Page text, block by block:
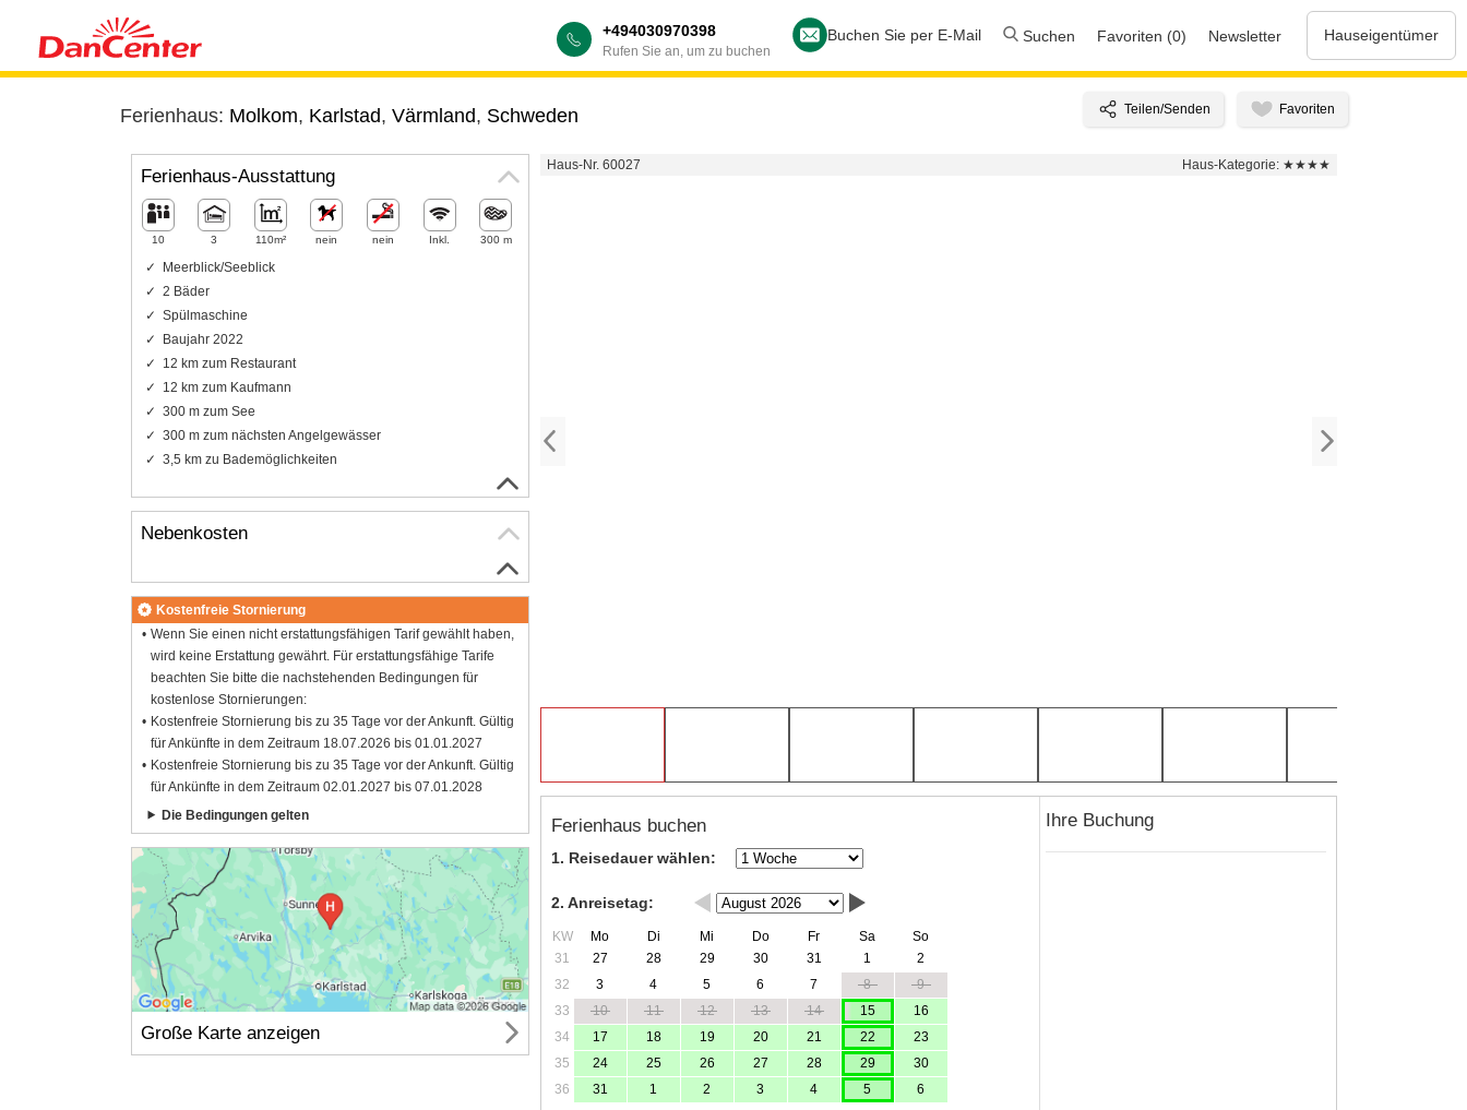
+494030970398
Rufen Sie an, um zu buchen
Buchen Sie per E-Mail Suchen Favoriten (0) Newsletter Hauseigentümer
Ferienhaus: Molkom, Karlstad, Värmland, Schweden
Haus-Nr. 60027 Haus-Kategorie: ★★★★
Ferienhaus buchen
1. Reisedauer wählen:
2. Anreisetag:
KW Mo Di Mi Do Fr Sa
So
31
27 28 29 30 31 1
2
32
3 4 5 6 7 8
9
33
10 11 12 13 14 15
16
34
17 18 19 20 21 22
23
35
24 25 26 27 28 29
30
36
31 1 2 3 4 5
6
Ihre Buchung
Ferienhaus-Ausstattung
10 3 110m² nein nein Inkl. 300 m
Meerblick/Seeblick
2 Bäder
Spülmaschine
Baujahr 2022
12 km zum Restaurant
12 km zum Kaufmann
300 m zum See
300 m zum nächsten Angelgewässer
3,5 km zu Bademöglichkeiten
Nebenkosten
Kostenfreie Stornierung
Wenn Sie einen nicht erstattungsfähigen Tarif gewählt haben,
wird keine Erstattung gewährt. Für erstattungsfähige Tarife
beachten Sie bitte die nachstehenden Bedingungen für
kostenlose Stornierungen:
Kostenfreie Stornierung bis zu 35 Tage vor der Ankunft. Gültig
für Ankünfte in dem Zeitraum 18.07.2026 bis 01.01.2027
Kostenfreie Stornierung bis zu 35 Tage vor der Ankunft. Gültig
für Ankünfte in dem Zeitraum 02.01.2027 bis 07.01.2028
Die Bedingungen gelten
Große Karte anzeigen